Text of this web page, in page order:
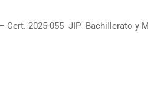
Cert. 2025-055 JIP Bachillerato y